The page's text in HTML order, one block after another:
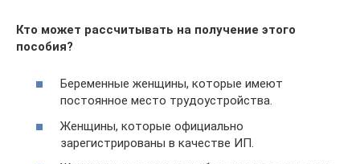
Кто может рассчитывать на получение этого
пособия?
Беременные женщины, которые имеют
постоянное место трудоустройства.
Женщины, которые официально
зарегистрированы в качестве ИП.